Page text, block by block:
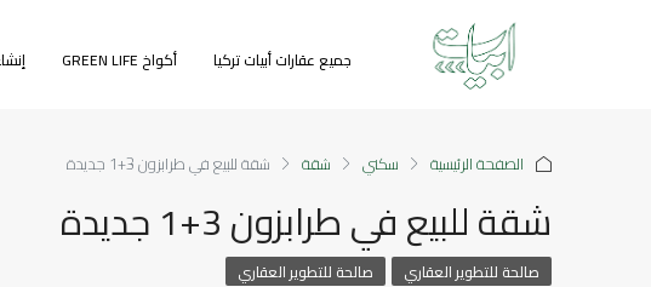
جميع عقارات أبيات تركيا أكواخ GREEN LIFE
الصفحة الرئيسية سكني شقة شقة للبيع في طرابزون 3+1 جديدة
شقة للبيع في طرابزون 3+1 جديدة
صالحة للتطوير العقاري صالحة للتطوير العقاري